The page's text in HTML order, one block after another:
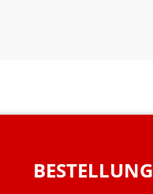
BESTELLUNG